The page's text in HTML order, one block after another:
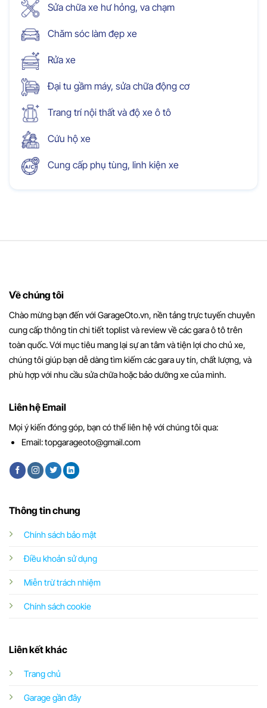
Sửa chữa xe hư hỏng, va chạm
Chăm sóc làm đẹp xe
Rửa xe
Đại tu gầm máy, sửa chữa động cơ
Trang trí nội thất và độ xe ô tô
Cứu hộ xe
Cung cấp phụ tùng, linh kiện xe
Về chúng tôi
Chào mừng bạn đến với GarageOto.vn, nền tảng trực tuyến chuyên
cung cấp thông tin chi tiết toplist và review về các gara ô tô trên
toàn quốc. Với mục tiêu mang lại sự an tâm và tiện lợi cho chủ xe,
chúng tôi giúp bạn dễ dàng tìm kiếm các gara uy tín, chất lượng, và
phù hợp với nhu cầu sửa chữa hoặc bảo dưỡng xe của mình.
Thông tin chung
Chính sách bảo mật
Điều khoản sử dụng
Miễn trừ trách nhiệm
Chính sách cookie
Liên kết khác
Trang chủ
Garage gần đây
Liên hệ Email
Mọi ý kiến đóng góp, bạn có thể liên hệ với chúng tôi qua:
Email:topgarageoto@gmail.com